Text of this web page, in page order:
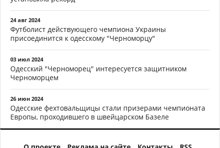
24 авг 2024
Футболист действующего чемпиона Украины
присоединится к одесскому "Черноморцу"
03 июл 2024
Одесский "Черноморец" интересуется защитником
Черноморцем
26 июн 2024
Одесские фехтовальщицы стали призерами чемпионата
Европы, проходившего в швейцарском Базеле